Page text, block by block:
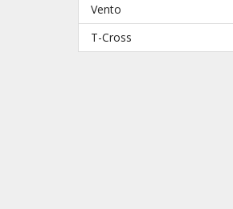
Vento
T-Cross